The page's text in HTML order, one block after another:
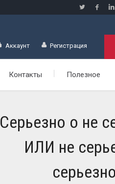
Аккаунт Регистрация
Контакты Полезное
Серьезно о не
ИЛИ не